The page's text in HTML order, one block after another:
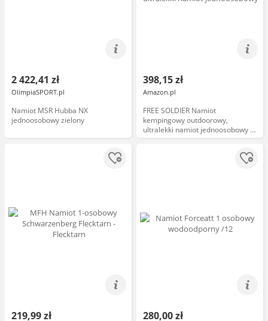
2 422,41 zł
OlimpiaSPORT.pl
Namiot MSR Hubba NX
jednoosobowy zielony
398,15 zł
Amazon.pl
FREE SOLDIER Namiot
kempingowy outdoorowy,
ultralekki namiot jednoosobowy w
kamuflażu, na kemping, 1-
montaż i przenoszenie, ochrona
219,99 zł 280,00 zł